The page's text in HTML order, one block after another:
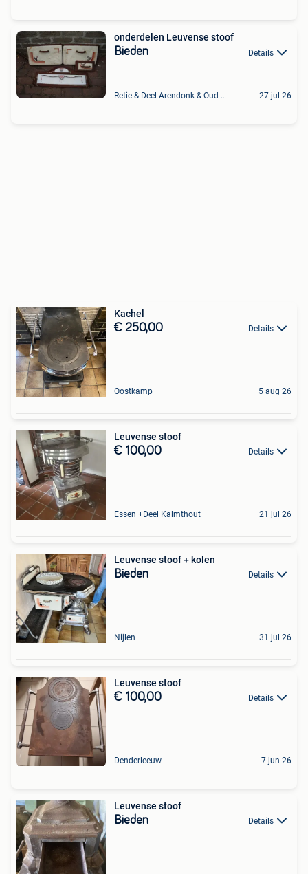
onderdelen Leuvense stoof
Bieden Details
Retie & Deel Arendonk & Oud-Turnhout 27 jul 26
Kachel
€ 250,00 Details
Oostkamp 5 aug 26
Leuvense stoof
€ 100,00 Details
Essen +Deel Kalmthout 21 jul 26
Leuvense stoof + kolen
Bieden Details
Nijlen 31 jul 26
Leuvense stoof
€ 100,00 Details
Denderleeuw 7 jun 26
Leuvense stoof
Bieden Details